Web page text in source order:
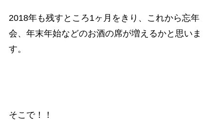
2018年も残すところ1ヶ月をきり、これから忘年
会、年末年始などのお酒の席が増えるかと思いま
す。
そこで！！